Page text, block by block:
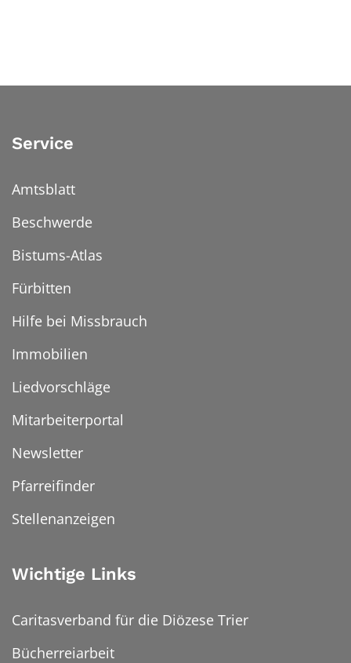
Service
Amtsblatt
Beschwerde
Bistums-Atlas
Fürbitten
Hilfe bei Missbrauch
Immobilien
Liedvorschläge
Mitarbeiterportal
Newsletter
Pfarreifinder
Stellenanzeigen
Wichtige Links
Caritasverband für die Diözese Trier
Bücherreiarbeit